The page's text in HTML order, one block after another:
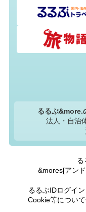
るるぶ&more.
法人・自治
る
&mores[アン
るるぶIDログイ
Cookie等について